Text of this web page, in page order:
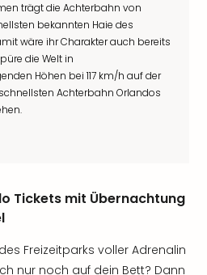
trägt die Achterbahn von
bekannten Haie des
wäre ihr Charakter auch bereits
die Welt in
Höhen bei 117 km/h auf der
Achterbahn Orlandos
Tickets mit Übernachtung
Freizeitparks voller Adrenalin
nur noch auf dein Bett? Dann